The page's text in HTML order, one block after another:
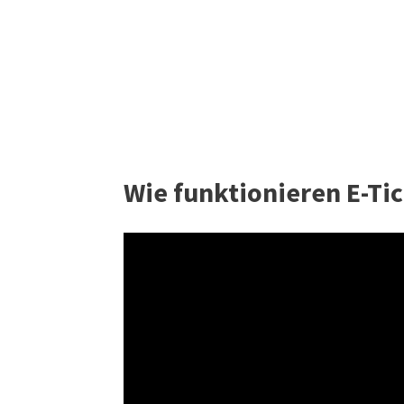
Wie funktionieren E-